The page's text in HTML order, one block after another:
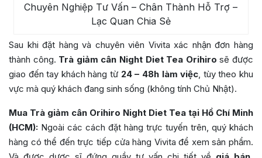
Chuyên Nghiệp Tư Vấn – Chân Thành Hỗ Trợ –
Lạc Quan Chia Sẻ
Sau khi đặt hàng và chuyên viên Vivita xác nhận đơn hàng
thành công. Trà giảm cân Night Diet Tea Orihiro sẽ được
giao đến tay khách hàng từ 24 – 48h làm việc, tùy theo khu
vực mà quý khách đang sinh sống (không tính Chủ Nhật).
Mua Trà giảm cân Orihiro Night Diet Tea tại Hồ Chí Minh
(HCM): Ngoài các cách đặt hàng trực tuyến trên, quý khách
hàng có thể đến trực tiếp cửa hàng Vivita để xem sản phẩm.